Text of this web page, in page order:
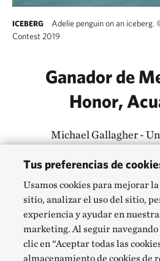
ICEBERG Adelie penguin on an iceberg.
Contest 2019
Ganador de
Honor,
Michael Gallagher -
Tus preferencias de
Usamos cookies para mejorar
sitio, analizar el uso del sitio,
experiencia y ayudar en
marketing. Al seguir
clic en “Aceptar todas las
almacenamiento de cookies de